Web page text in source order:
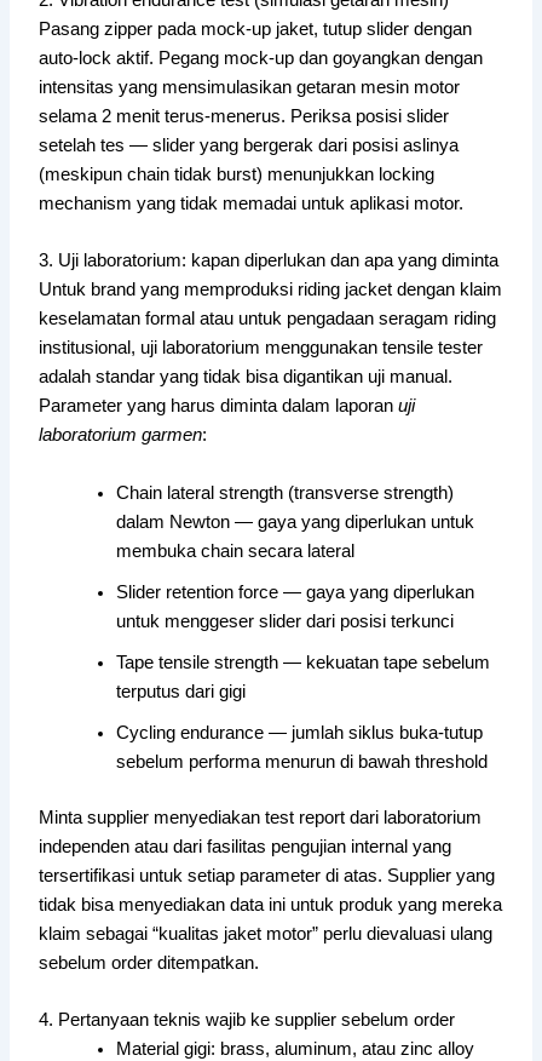
Pasang zipper pada mock-up jaket, tutup slider dengan
auto-lock aktif. Pegang mock-up dan goyangkan dengan
intensitas yang mensimulasikan getaran mesin motor
selama 2 menit terus-menerus. Periksa posisi slider
setelah tes — slider yang bergerak dari posisi aslinya
(meskipun chain tidak burst) menunjukkan locking
mechanism yang tidak memadai untuk aplikasi motor.
3. Uji laboratorium: kapan diperlukan dan apa yang diminta
Untuk brand yang memproduksi riding jacket dengan klaim
keselamatan formal atau untuk pengadaan seragam riding
institusional, uji laboratorium menggunakan tensile tester
adalah standar yang tidak bisa digantikan uji manual.
Parameter yang harus diminta dalam laporanuji
laboratorium garmen:
Chain lateral strength (transverse strength)
dalam Newton — gaya yang diperlukan untuk
membuka chain secara lateral
Slider retention force — gaya yang diperlukan
untuk menggeser slider dari posisi terkunci
Tape tensile strength — kekuatan tape sebelum
terputus dari gigi
Cycling endurance — jumlah siklus buka-tutup
sebelum performa menurun di bawah threshold
Minta supplier menyediakan test report dari laboratorium
independen atau dari fasilitas pengujian internal yang
tersertifikasi untuk setiap parameter di atas. Supplier yang
tidak bisa menyediakan data ini untuk produk yang mereka
klaim sebagai “kualitas jaket motor” perlu dievaluasi ulang
sebelum order ditempatkan.
4. Pertanyaan teknis wajib ke supplier sebelum order
Material gigi: brass, aluminum, atau zinc alloy